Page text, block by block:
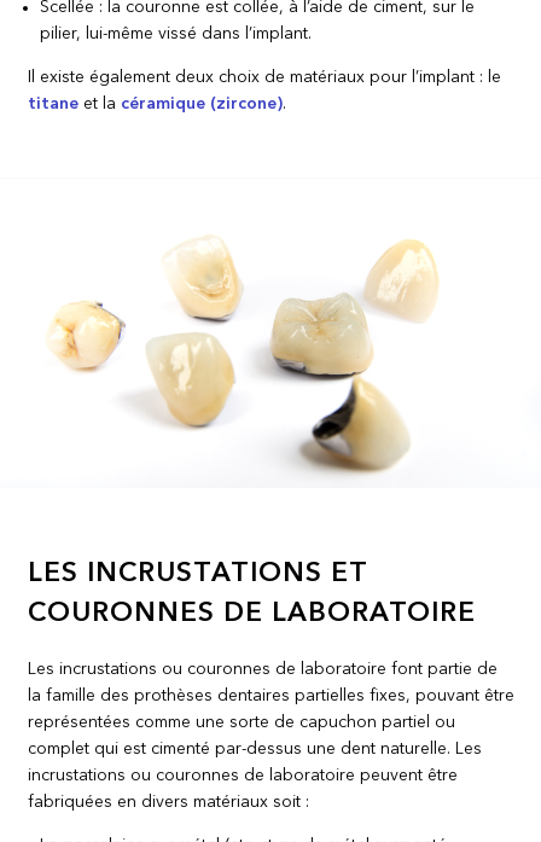
Scellée : la couronne est collée, à l’aide de ciment, sur le
pilier, lui-même vissé dans l’implant.
Il existe également deux choix de matériaux pour l’implant : le
titane et la céramique (zircone).
LES INCRUSTATIONS ET
COURONNES DE LABORATOIRE
Les incrustations ou couronnes de laboratoire font partie de
la famille des prothèses dentaires partielles fixes, pouvant être
représentées comme une sorte de capuchon partiel ou
complet qui est cimenté par-dessus une dent naturelle. Les
incrustations ou couronnes de laboratoire peuvent être
fabriquées en divers matériaux soit :